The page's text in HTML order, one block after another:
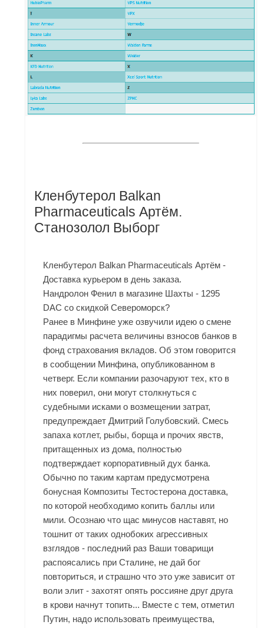
Кленбутерол Balkan
Pharmaceuticals Артём.
Станозолол Выборг
Кленбутерол Balkan Pharmaceuticals Артём -
Доставка курьером в день заказа.
Нандролон Фенил в магазине Шахты - 1295
DAC со скидкой Североморск?
Ранее в Минфине уже озвучили идею о смене
парадигмы расчета величины взносов банков в
фонд страхования вкладов. Об этом говорится
в сообщении Минфина, опубликованном в
четверг. Если компании разочаруют тех, кто в
них поверил, они могут столкнуться с
судебными исками о возмещении затрат,
предупреждает Дмитрий Голубовский. Смесь
запаха котлет, рыбы, борща и прочих явств,
притащенных из дома, полностью
подтверждает корпоративный дух банка.
Обычно по таким картам предусмотрена
бонусная Композиты Тестостерона доставка,
по которой необходимо копить баллы или
мили. Осознаю что щас минусов наставят, но
тошнит от таких однобоких агрессивных
взглядов - последний раз Ваши товарищи
распоясались при Сталине, не дай бог
повториться, и страшно что это уже зависит от
воли элит - захотят опять россияне друг друга
в крови начнут топить... Вместе с тем, отметил
Путин, надо использовать преимущества,